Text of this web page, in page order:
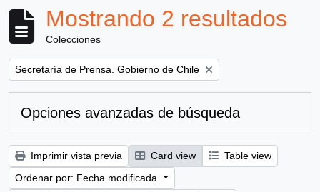
Mostrando 2 resultados
Colecciones
Remove filter:
Secretaría de Prensa. Gobierno de Chile
Opciones avanzadas de búsqueda
Imprimir vista previa Card view
Table view
Ordenar por: Fecha modificada